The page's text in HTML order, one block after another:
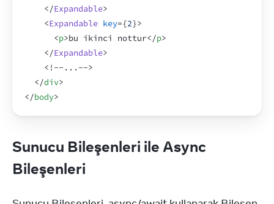
</Expandable>
<Expandable key={2}>
<p>bu ikinci nottur</p>
</Expandable>
< !--...-->
</div>
</body>
Sunucu Bileşenleri ile Async
Bileşenleri